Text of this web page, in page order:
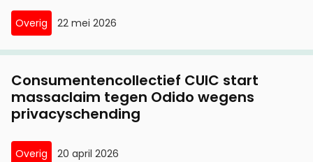
Overig 22 mei 2026
Consumentencollectief CUIC start
massaclaim tegen Odido wegens
privacyschending
Overig 20 april 2026